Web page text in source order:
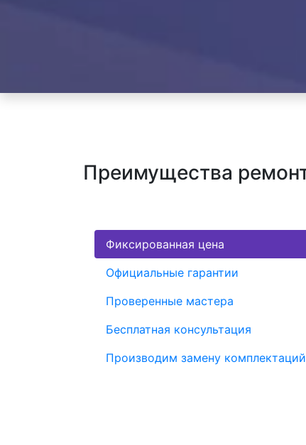
Преимущества
Фиксированная цена
Официальные гарантии
Проверенные мастера
Бесплатная консультация
Производим замену комплектаций